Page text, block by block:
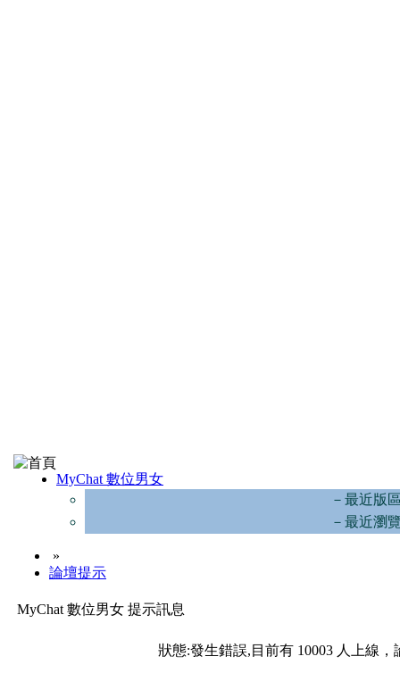
MyChat 數位男女
－最近版
－最近瀏
»
論壇提示
MyChat 數位男女 提示訊息
狀態:發生錯誤,目前有 10003 人上線